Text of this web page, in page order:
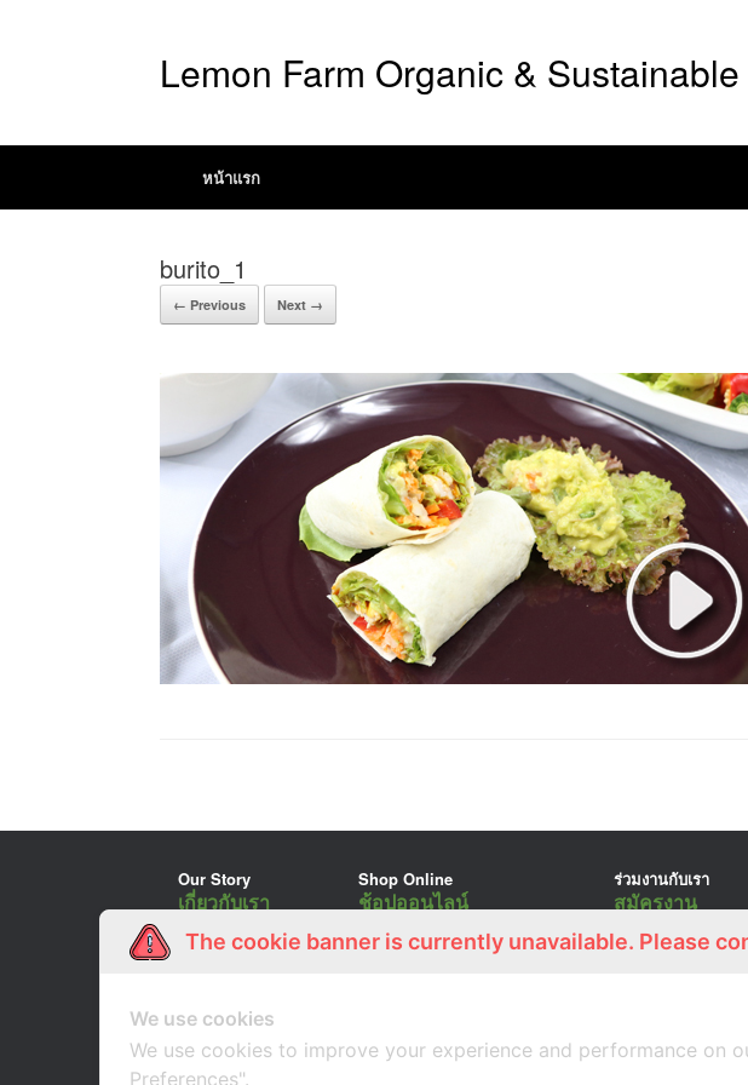
Lemon Farm Organic & Sustainable
หน้าแรก
burito_1
← Previous Next →
Our Story
เกี่ยวกับเรา
Shop Online
ช้อปออนไลน์
ร่วมงานกับเรา
สมัครงาน
The cookie banner is currently unavailable. Please
We use cookies
We use cookies to improve your experience and performance on
Preferences".